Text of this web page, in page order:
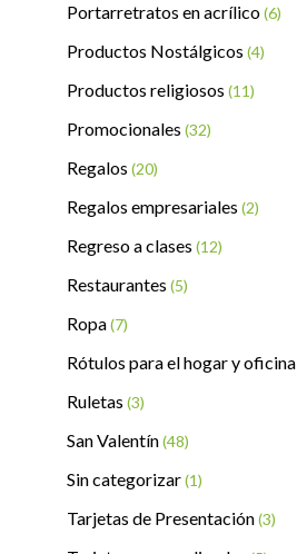
Portarretratos en acrílico(6)
Productos Nostálgicos (4)
Productos religiosos (11)
Promocionales (32)
Regalos (20)
Regalos empresariales (2)
Regreso a clases (12)
Restaurantes (5)
Ropa(7)
Rótulos para el hogar y oficina
Ruletas (3)
San Valentín(48)
Sin categorizar(1)
Tarjetas de Presentación(3)